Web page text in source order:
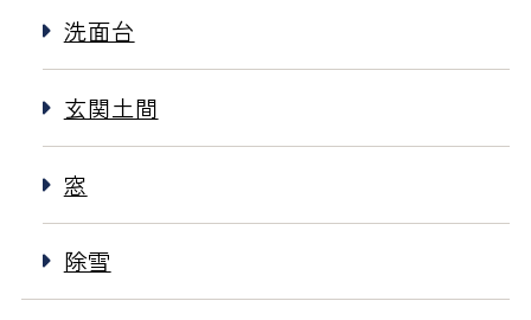
洗面台
玄関土間
窓
除雪